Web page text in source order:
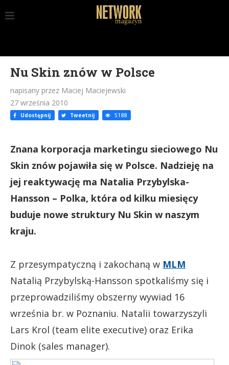
Nu Skin znów w Polsce
napisany przez Maciej Maciejewski
27 września 2010
Udostępnij Tweetnij 5188
Znana korporacja marketingu sieciowego Nu
Skin znów pojawiła się w Polsce. Nadzieję na
jej reaktywację ma Natalia Przybylska-
Hansson – Polka, która od kilku miesięcy
buduje nowe struktury Nu Skin w naszym
kraju.
Z przesympatyczną i zakochaną w MLM
Natalią Przybylską-Hansson spotkaliśmy się i
przeprowadziliśmy obszerny wywiad 16
września br. w Poznaniu. Natalii towarzyszyli
Lars Krol (team elite executive) oraz Erika
Dinok (sales manager).